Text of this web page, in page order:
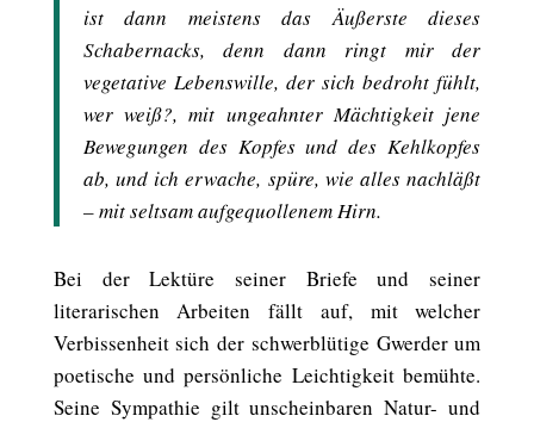
ist dann meistens das Äußerste dieses
Schabernacks, denn dann ringt mir der
vegetative Lebenswille, der sich bedroht fühlt,
wer weiß?, mit ungeahnter Mächtigkeit jene
Bewegungen des Kopfes und des Kehlkopfes
ab, und ich erwache, spüre, wie alles nachläßt
– mit seltsam aufgequollenem Hirn.
Bei der Lektüre seiner Briefe und seiner
literarischen Arbeiten fällt auf, mit welcher
Verbissenheit sich der schwerblütige Gwerder um
poetische und persönliche Leichtigkeit bemühte.
Seine Sympathie gilt unscheinbaren Natur- und